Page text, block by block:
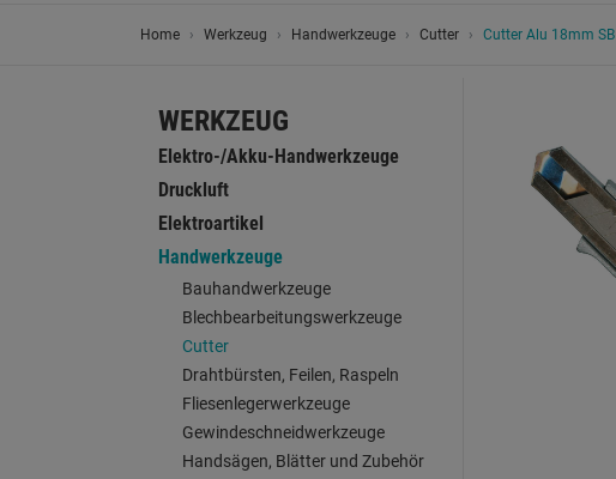
Home Werkzeug Handwerkzeuge Cutter Cutter Alu 18mm SB
WERKZEUG
Elektro-/Akku-Handwerkzeuge
Druckluft
Elektroartikel
Handwerkzeuge
Bauhandwerkzeuge
Blechbearbeitungswerkzeuge
Cutter
Drahtbürsten, Feilen, Raspeln
Fliesenlegerwerkzeuge
Gewindeschneidwerkzeuge
Handsägen, Blätter und Zubehör